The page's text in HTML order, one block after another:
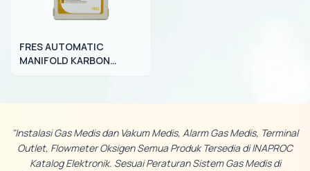
FRES AUTOMATIC
MANIFOLD KARBON
"Instalasi Gas Medis dan Vakum Medis, Alarm Gas Medis, Terminal
Outlet, Flowmeter Oksigen Semua Produk Tersedia di INAPROC
Katalog Elektronik. Sesuai Peraturan Sistem Gas Medis di